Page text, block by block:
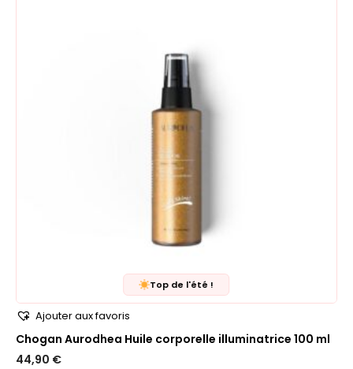
Top de l'été !
Ajouter aux favoris
Chogan Aurodhea Huile corporelle illuminatrice 100 ml
44,90 €